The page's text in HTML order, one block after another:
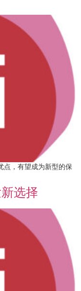
点，有望成为新型的保
选择